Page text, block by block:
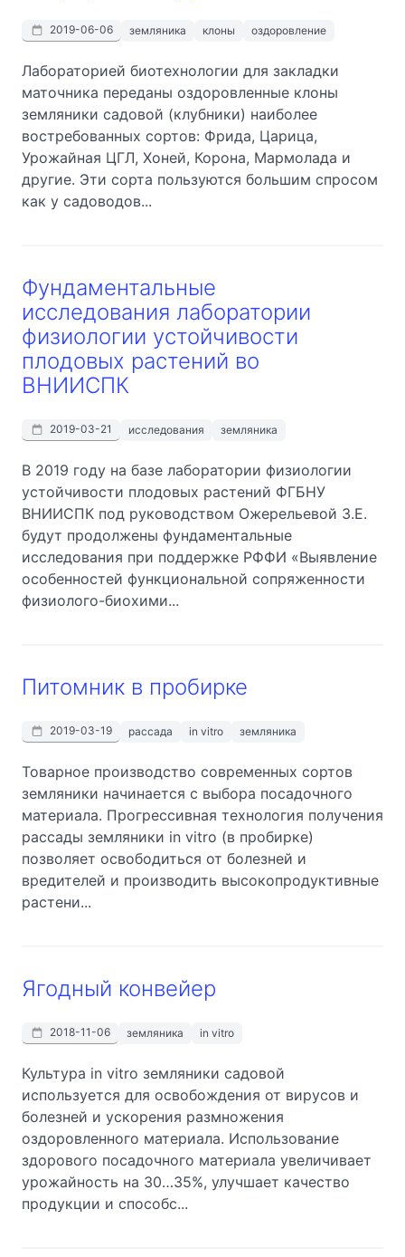
2019-06-06 земляника клоны оздоровление
Лабораторией биотехнологии для закладки
маточника переданы оздоровленные клоны
земляники садовой (клубники) наиболее
востребованных сортов: Фрида, Царица,
Урожайная ЦГЛ, Хоней, Корона, Мармолада и
другие. Эти сорта пользуются большим спросом
как у садоводов...
Фундаментальные
исследования лаборатории
физиологии устойчивости
плодовых растений во
ВНИИСПК
2019-03-21 исследования земляника
В 2019 году на базе лаборатории физиологии
устойчивости плодовых растений ФГБНУ
ВНИИСПК под руководством Ожерельевой З.Е.
будут продолжены фундаментальные
исследования при поддержке РФФИ «Выявление
особенностей функциональной сопряженности
физиолого-биохими...
Питомник в пробирке
2019-03-19 рассада in vitro земляника
Товарное производство современных сортов
земляники начинается с выбора посадочного
материала. Прогрессивная технология получения
рассады земляники in vitro (в пробирке)
позволяет освободиться от болезней и
вредителей и производить высокопродуктивные
растени...
Ягодный конвейер
2018-11-06 земляника in vitro
Культура in vitro земляники садовой
используется для освобождения от вирусов и
болезней и ускорения размножения
оздоровленного материала. Использование
здорового посадочного материала увеличивает
урожайность на 30…35%, улучшает качество
продукции и способс...